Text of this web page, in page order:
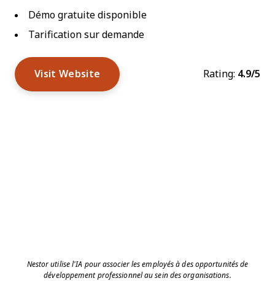
Démo gratuite disponible
Tarification sur demande
Visit Website Rating: 4.9/5
Nestor utilise l'IA pour associer les employés à des opportunités de
développement professionnel au sein des organisations.